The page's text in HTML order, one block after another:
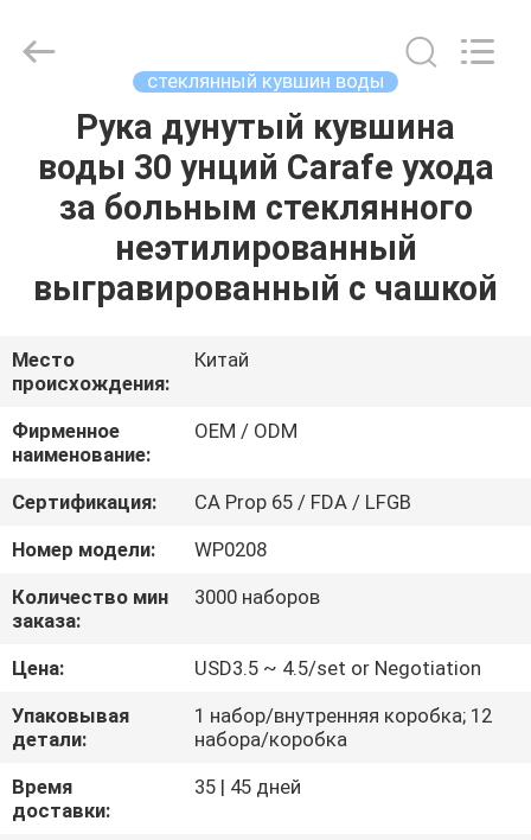
ПРОДУКТЫ
РОЛИКИ
О
НАС
ПУТЕШЕСТВИЕ
ФАБРИКИ
ПРОВЕРКА
КАЧЕСТВА
СВЯЖИТЕСЬ
МЫ
БЛОГ
PRODUCTS
стеклянный кувшин воды
Рука дунутый кувшина
воды 30 унций Carafe ухода
за больным стеклянного
неэтилированный
выгравированный с чашкой
Место
происхождения:
Китай
Фирменное
наименование:
OEM / ODM
Сертификация:
CA Prop 65 / FDA / LFGB
Номер модели:
WP0208
Количество мин
заказа:
3000 наборов
Цена:
USD3.5 ~ 4.5/set or Negotiation
Упаковывая
детали:
1 набор/внутренняя коробка; 12
набора/коробка
Время
доставки:
35 | 45 дней